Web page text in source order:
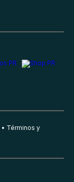
Términos y